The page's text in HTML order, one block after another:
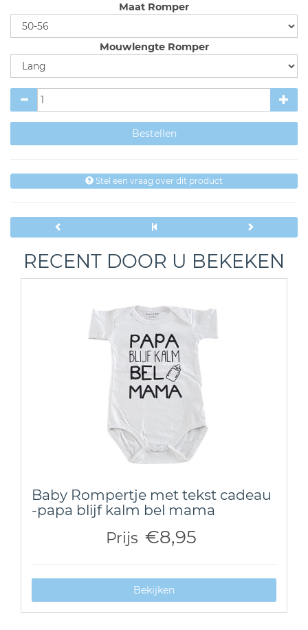
Maat Romper
Mouwlengte Romper
Stel een vraag over dit product
RECENT DOOR U BEKEKEN
Baby Rompertje met tekst cadeau
-papa blijf kalm bel mama
Prijs €8,95
Bekijken